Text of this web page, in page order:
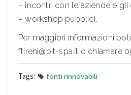
– incontri con le aziende e
– workshop pubblici.
Per maggiori informazioni
ftireni@bit-spa.it o chiamare
Tags: fonti rinnovabili